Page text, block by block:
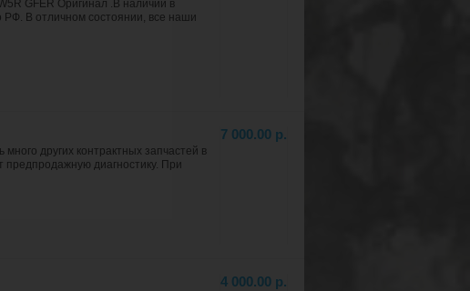
GFER Оригинал .В наличии в
В отличном состоянии, все наши
7 000.00 р.
других контрактных запчастей в
диагностику. При
4 000.00 р.